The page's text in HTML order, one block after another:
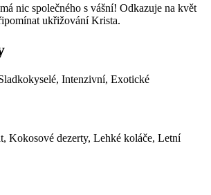
nic společného s vášní! Odkazuje na květ
ukřižování Krista.
Intenzivní, Exotické
Kokosové dezerty, Lehké koláče, Letní